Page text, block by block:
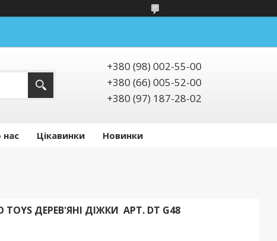
+380 (98) 002-55-00
+380 (66) 005-52-00
+380 (97) 187-28-02
нас Цікавинки Новинки
ДЕРЕВ'ЯНІ ДІЖКИ АРТ. DT G48